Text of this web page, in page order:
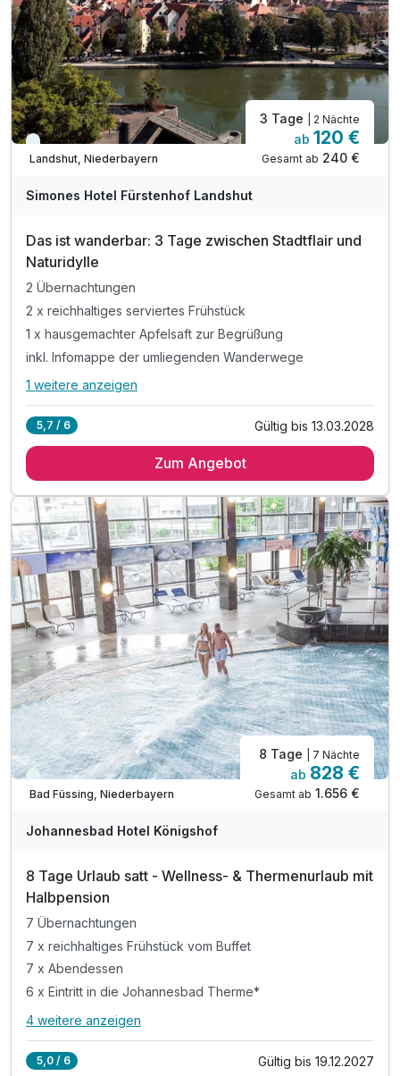
Viele Termine frei
Landshut, Niederbayern
3 Tage | 2 Nächte
ab 120 €
Gesamt ab 240 €
Simones Hotel Fürstenhof Landshut
Das ist wanderbar: 3 Tage zwischen Stadtflair und
Naturidylle
2 Übernachtungen
2 x reichhaltiges serviertes Frühstück
1 x hausgemachter Apfelsaft zur Begrüßung
inkl. Infomappe der umliegenden Wanderwege
Alle Inklusivleistungen
2 x reichhaltiges serviertes Frühstück
inkl. Infomappe der umliegenden Wanderwege
inkl. WLAN
1 weitere anzeigen
5,7 / 6 Gültig bis 13.03.2028
Zum Angebot
Viele Termine frei
Bad Füssing, Niederbayern
8 Tage | 7 Nächte
ab 828 €
Gesamt ab 1.656 €
Johannesbad Hotel Königshof
8 Tage Urlaub satt - Wellness- & Thermenurlaub mit
Halbpension
7 Übernachtungen
7 x reichhaltiges Frühstück vom Buffet
7 x Abendessen
6 x Eintritt in die Johannesbad Therme*
Alle Inklusivleistungen
4 weitere anzeigen
5,0 / 6 Gültig bis 19.12.2027